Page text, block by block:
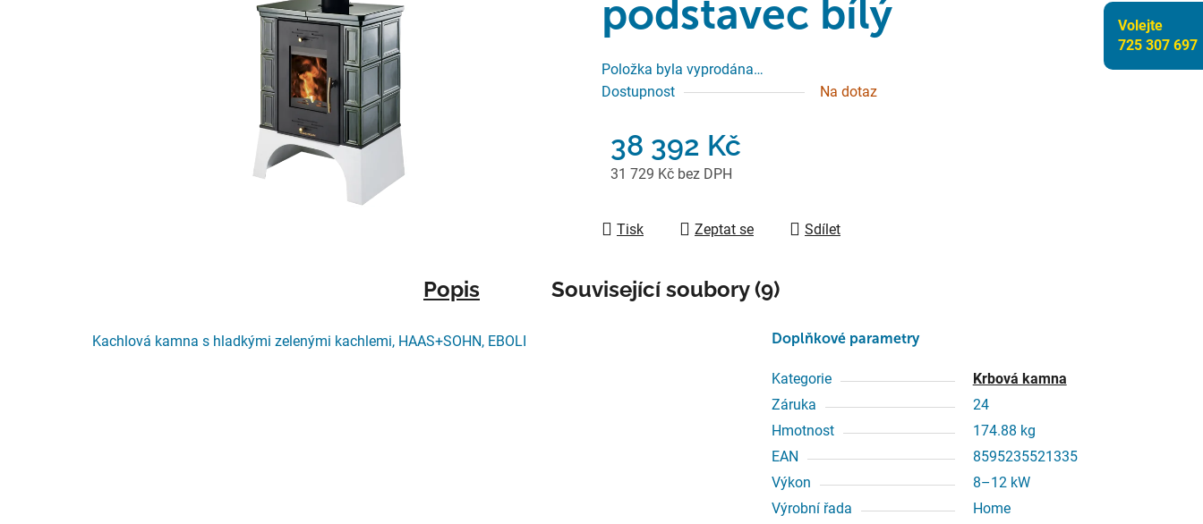
Volejte
725 307 697
podstavec bílý
Položka byla vyprodána…
Dostupnost
Na dotaz
38 392 Kč
31 729 Kč bez DPH
Tisk
Zeptat se Sdílet
Popis Související soubory (9)
Kachlová kamna s hladkými zelenými kachlemi, HAAS+SOHN, EBOLI Doplňkové parametry
Kategorie
Krbová kamna
Záruka
24
Hmotnost
174.88 kg
EAN
8595235521335
Výkon
8–12 kW
Výrobní řada
Home